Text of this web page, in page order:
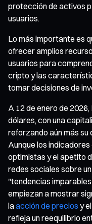
protección de activos
usuarios.
Lo más importante es
ofrecer amplios
usuarios para
cripto y las
tomar decisiones de
A 12 de enero de
dólares, con una
reforzando aún más su
Aunque los
optimistas y el apetito
redes sociales sobre
"tendencias
empiezan a mostrar
laacción de precios y
refleja un reequilibrio